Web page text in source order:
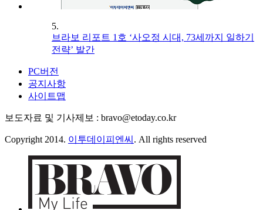
5.
브라보 리포트 1호 ‘사오정 시대, 73세까지 일하기
전략’ 발간
PC버전
공지사항
사이트맵
보도자료 및 기사제보 : bravo@etoday.co.kr
Copyright 2014. 이투데이피엔씨 . All rights reserved